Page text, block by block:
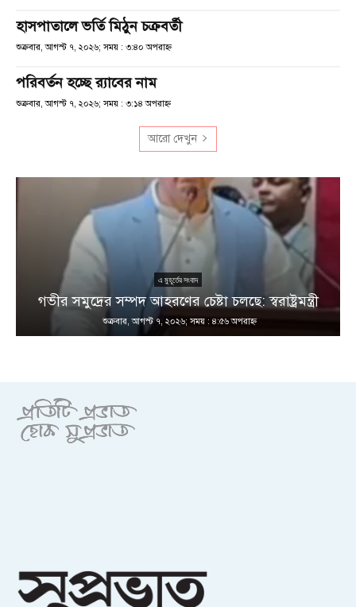
হাসপাতালে ভর্তি মিঠুন চক্রবর্তী
শুক্রবার, আগস্ট ৭, ২০২৬; সময় : ৩:৪০ অপরাহ্ণ
পরিবর্তন হচ্ছে র‌্যাবের নাম
শুক্রবার, আগস্ট ৭, ২০২৬; সময় : ৩:১৪ অপরাহ্ণ
আরো দেখুন
এ মুহূর্তের সংবাদ
গভীর সমুদ্রের সম্পদ আহরণের চেষ্টা চলছে: স্বরাষ্ট্রমন্ত্রী
শুক্রবার, আগস্ট ৭, ২০২৬; সময় : ৪:৫৬ অপরাহ্ণ